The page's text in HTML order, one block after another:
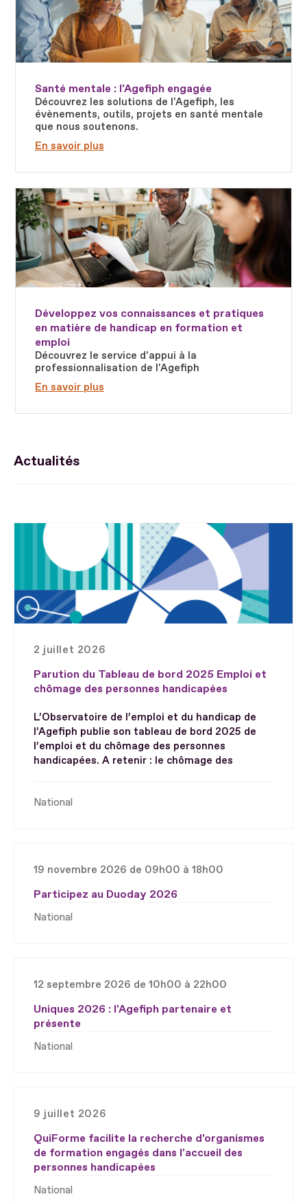
Santé mentale : l'Agefiph engagée
Découvrez les solutions de l'Agefiph, les
évènements, outils, projets en santé mentale
que nous soutenons.
En savoir plus
Développez vos connaissances et pratiques
en matière de handicap en formation et
emploi
Découvrez le service d'appui à la
professionnalisation de l'Agefiph
En savoir plus
Fichier
Actualités
2 juillet 2026
Parution du Tableau de bord 2025 Emploi et
chômage des personnes handicapées
L’Observatoire de l’emploi et du handicap de
l’Agefiph publie son tableau de bord 2025 de
l’emploi et du chômage des personnes
handicapées. A retenir : le chômage des
National
19 novembre 2026 de 09h00 à 18h00
Participez au Duoday 2026
National
12 septembre 2026 de 10h00 à 22h00
Uniques 2026 : l'Agefiph partenaire et
présente
National
9 juillet 2026
QuiForme facilite la recherche d'organismes
de formation engagés dans l'accueil des
personnes handicapées
National